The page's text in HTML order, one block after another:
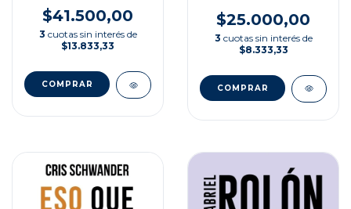
$41.500,00
3 cuotas sin interés de
$13.833,33
$25.000,00
3 cuotas sin interés de
$8.333,33